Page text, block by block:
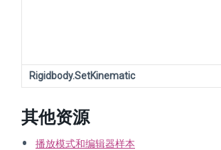
Rigidbody.SetKinematic
其他资源
播放模式和编辑器样本